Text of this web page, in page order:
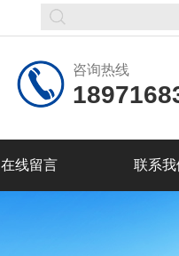
咨询热线
在线留言 联系我